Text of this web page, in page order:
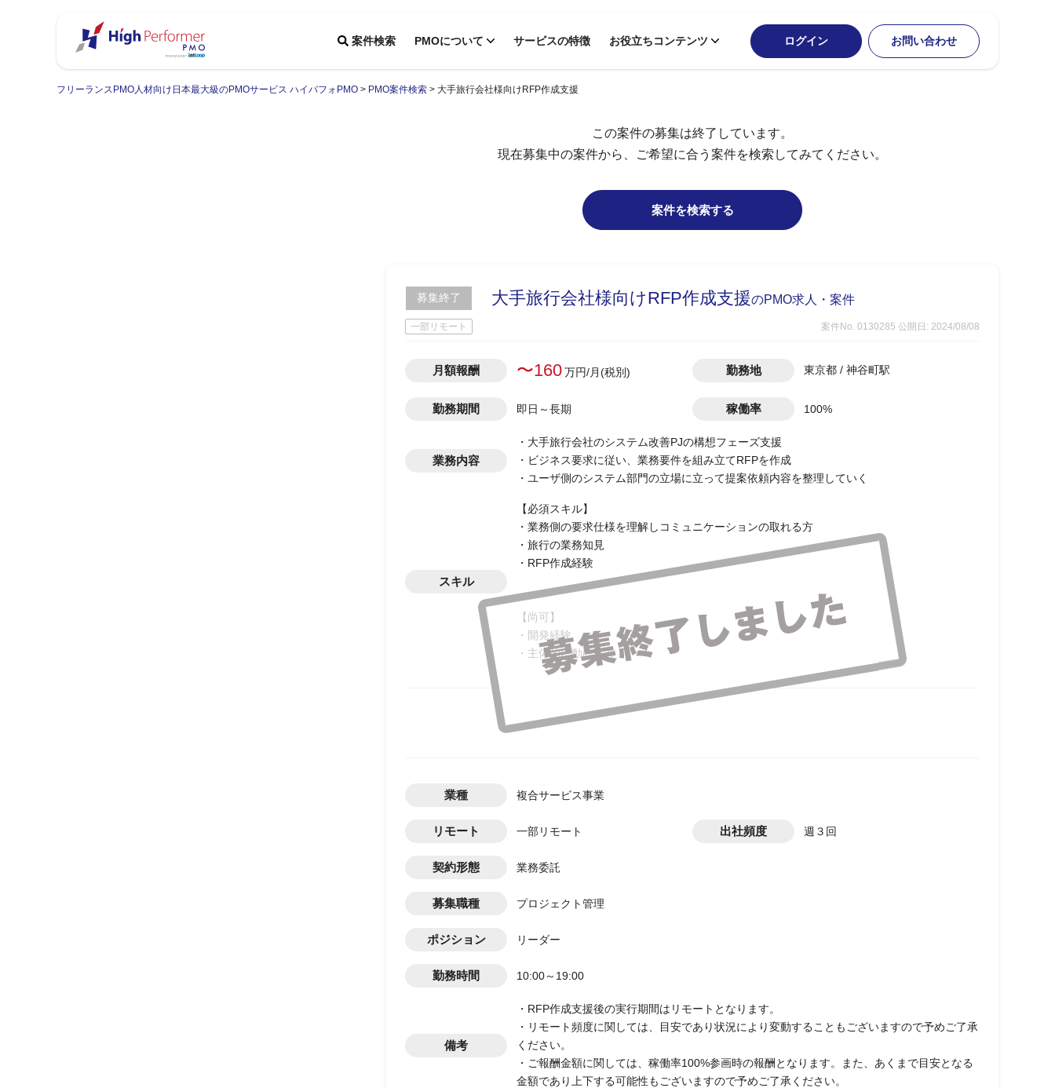
案件検索 PMOについて サービスの特徴 お役立ちコンテンツ ログイン お問い合わせ
フリーランスPMO人材向け日本最大級のPMOサービス ハイパフォPMO > PMO案件検索 > 大手旅行会社様向けRFP作成支援
この案件の募集は終了しています。
現在募集中の案件から、ご希望に合う案件を検索してみてください。
案件を検索する
募集終了 大手旅行会社様向けRFP作成支援のPMO求人・案件
一部リモート 案件No. 0130285 公開日: 2024/08/08
月額報酬 〜160万円/月(税別) 勤務地 東京都 / 神谷町駅
勤務期間 即日～長期 稼働率 100%
業務内容
・大手旅行会社のシステム改善PJの構想フェーズ支援
・ビジネス要求に従い、業務要件を組み立てRFPを作成
・ユーザ側のシステム部門の立場に立って提案依頼内容を整理していく
スキル
【必須スキル】
・業務側の要求仕様を理解しコミュニケーションの取れる方
・旅行の業務知見
・RFP作成経験
【尚可】
・開発経験
・主体的に動ける方
業種 複合サービス事業
リモート 一部リモート 出社頻度 週３回
契約形態 業務委託
募集職種 プロジェクト管理
ポジション リーダー
勤務時間 10:00～19:00
備考
・RFP作成支援後の実行期間はリモートとなります。
・リモート頻度に関しては、目安であり状況により変動することもございますので予めご了承
ください。
・ご報酬金額に関しては、稼働率100%参画時の報酬となります。また、あくまで目安となる
金額であり上下する可能性もございますので予めご了承ください。